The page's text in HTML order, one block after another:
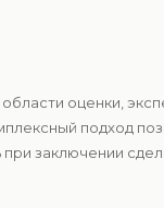
оценки,
подход
заключении